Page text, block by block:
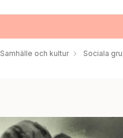
Samhälle och kultur Sociala